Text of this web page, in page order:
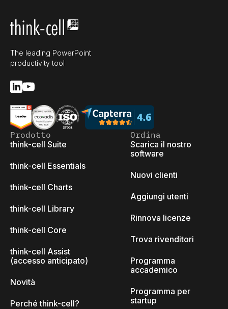
The leading PowerPoint
productivity tool
Prodotto
think-cell Suite
think-cell Essentials
think-cell Charts
think-cell Library
think-cell Core
think-cell Assist
(accesso anticipato)
Novità
Perché think-cell?
Ordina
Scarica il nostro
software
Nuovi clienti
Aggiungi utenti
Rinnova licenze
Trova rivenditori
Programma
accademico
Programma per
startup